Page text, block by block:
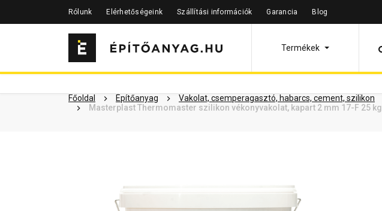
Rólunk Elérhetőségeink Szállítási információk Garancia Blog
Termékek
Főoldal Építőanyag Vakolat, csemperagasztó, habarcs, cement, szilikon
Masterplast Thermomaster szilikon vékonyvakolat, kapart 2 mm 17-F 25 kg
Szükséged lehet rá Részletes leírás Termékinformáció